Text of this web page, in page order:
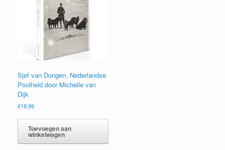
Sjef van Dongen, Nederlandse
Poolheld door Michelle van
Dijk
€19,99
Toevoegen aan
winkelwagen